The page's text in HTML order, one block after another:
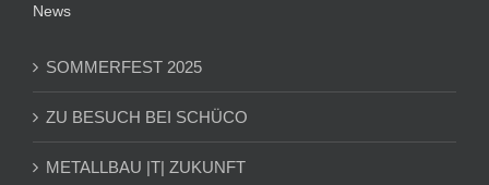
News
SOMMERFEST 2025
ZU BESUCH BEI SCHÜCO
METALLBAU |T| ZUKUNFT